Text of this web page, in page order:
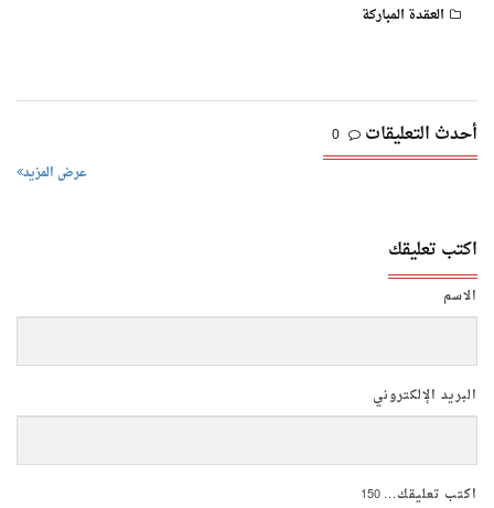
العقدة المباركة
أحدث التعليقات 0
عرض المزيد
اكتب تعليقك
الاسم
البريد الإلكتروني
اكتب تعليقك...150